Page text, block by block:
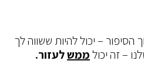
– יכול להיות ששווה לך
– זה יכולממשלעזור.